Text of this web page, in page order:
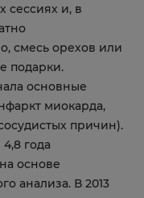
сессиях и, в
смесь орехов или
подарки.
основные
миокарда,
причин).
года
основе
анализа. В 2013